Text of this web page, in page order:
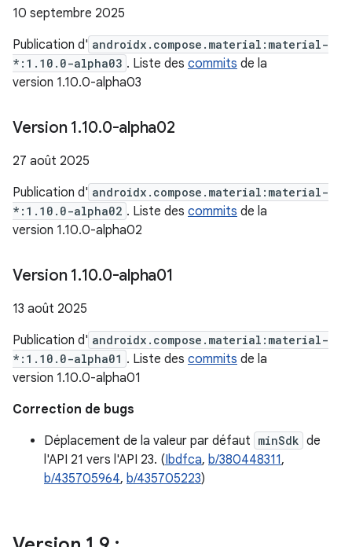
10 septembre 2025
Publication d' androidx.compose.material:material-
*:1.10.0-alpha03 . Liste des commits de la
version 1.10.0-alpha03
Version 1.10.0-alpha02
27 août 2025
Publication d' androidx.compose.material:material-
*:1.10.0-alpha02 . Liste des commits de la
version 1.10.0-alpha02
Version 1.10.0-alpha01
13 août 2025
Publication d' androidx.compose.material:material-
*:1.10.0-alpha01 . Liste des commits de la
version 1.10.0-alpha01
Correction de bugs
Déplacement de la valeur par défaut minSdk de
l'API 21 vers l'API 23. (Ibdfca, b/380448311,
b/435705964, b/435705223)